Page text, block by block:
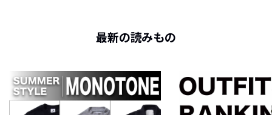
最新の読みもの